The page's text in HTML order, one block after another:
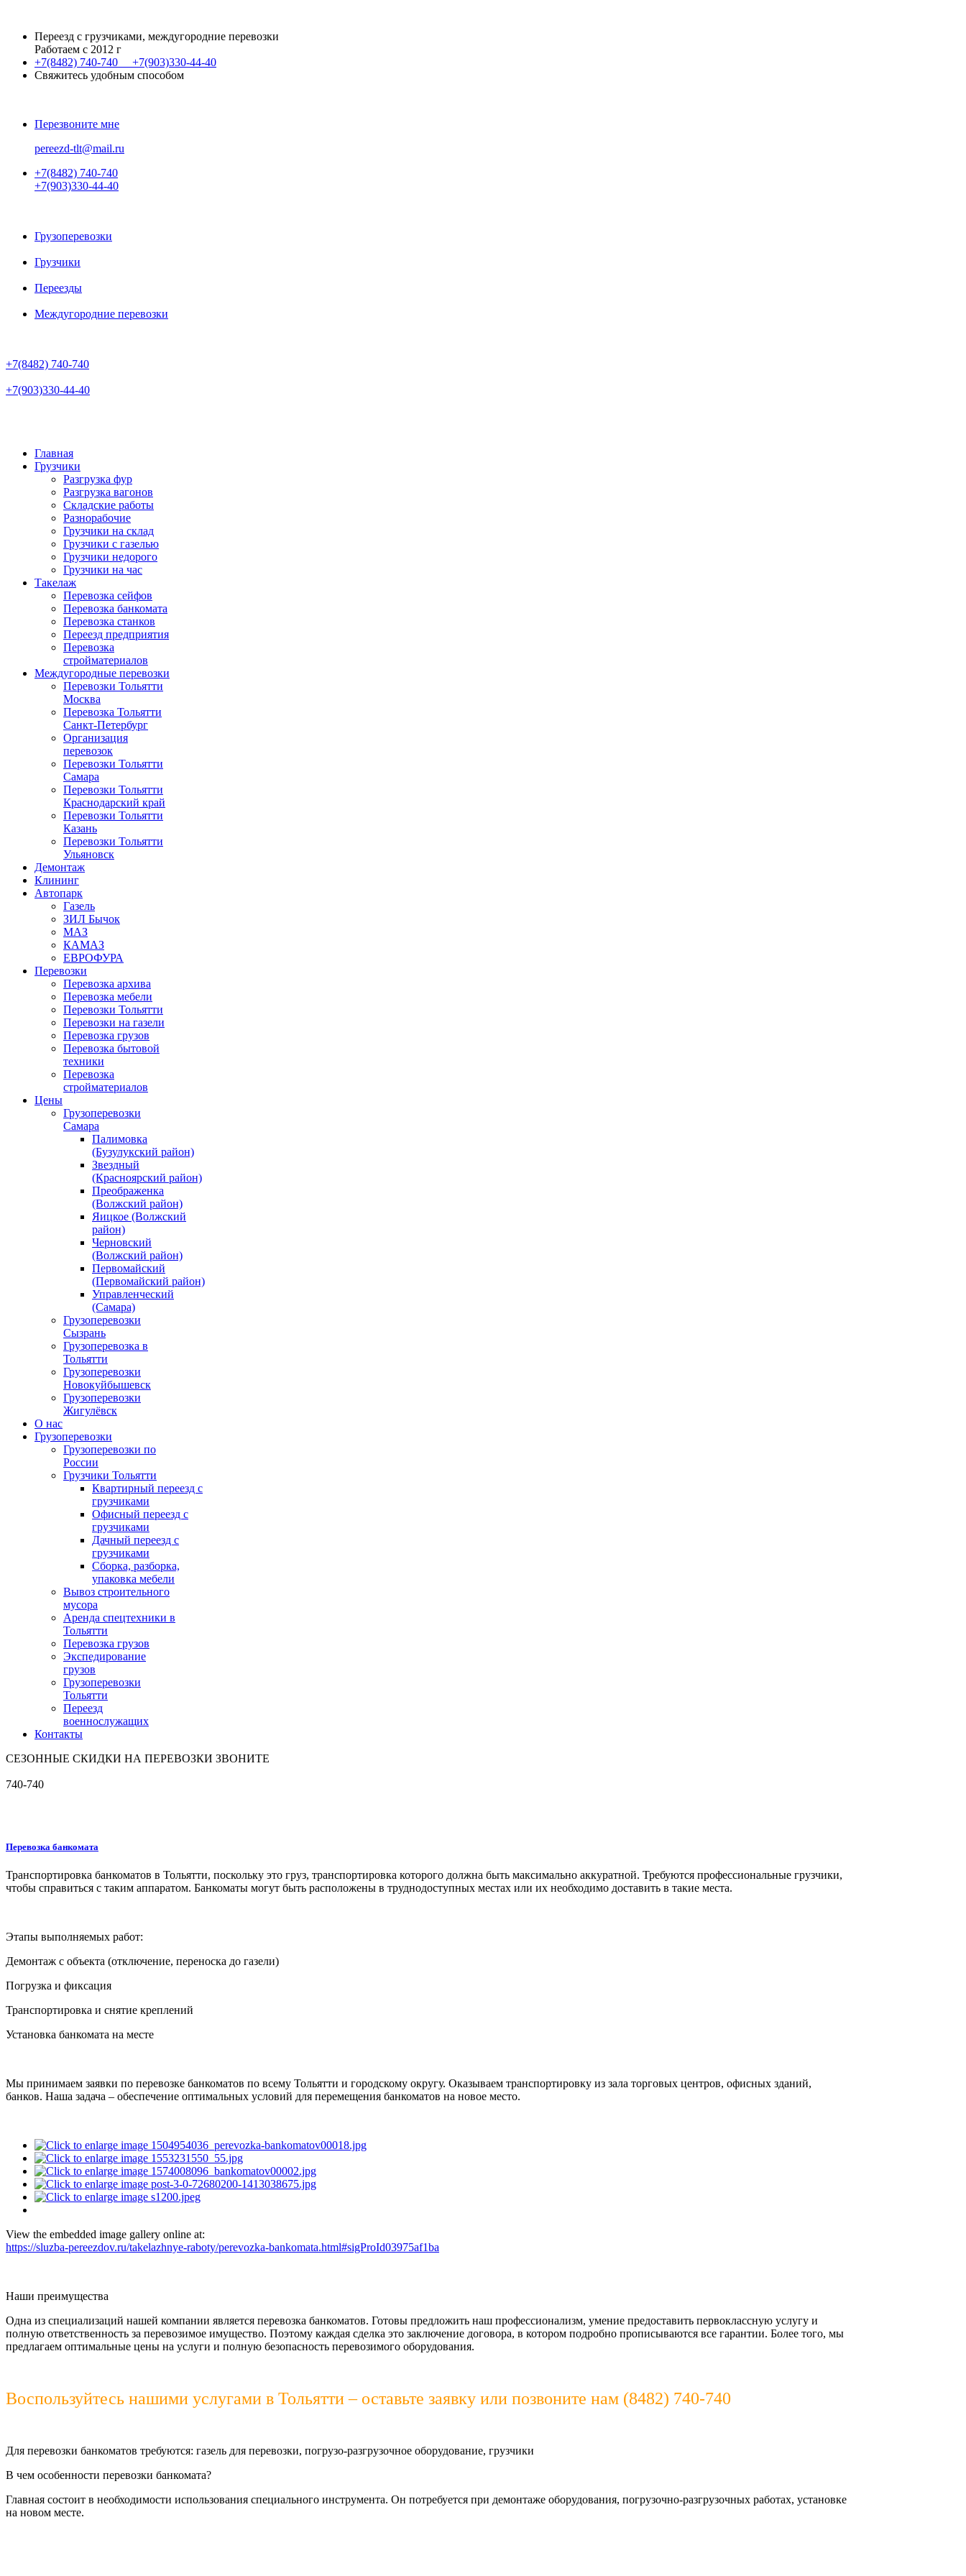
Переезд с грузчиками, междугородние перевозки
Работаем с 2012 г
+7(8482) 740-740 +7(903)330-44-40
Свяжитесь удобным способом
Перезвоните мне
pereezd-tlt@mail.ru
+7(8482) 740-740
+7(903)330-44-40
Грузоперевозки
Грузчики
Переезды
Междугородние перевозки
+7(8482) 740-740
+7(903)330-44-40
Главная
Грузчики
Разгрузка фур
Разгрузка вагонов
Складские работы
Разнорабочие
Грузчики на склад
Грузчики с газелью
Грузчики недорого
Грузчики на час
Такелаж
Перевозка сейфов
Перевозка банкомата
Перевозка станков
Переезд предприятия
Перевозка
стройматериалов
Междугородные перевозки
Перевозки Тольятти
Москва
Перевозка Тольятти
Санкт-Петербург
Организация
перевозок
Перевозки Тольятти
Самара
Перевозки Тольятти
Краснодарский край
Перевозки Тольятти
Казань
Перевозки Тольятти
Ульяновск
Демонтаж
Клининг
Автопарк
Газель
ЗИЛ Бычок
МАЗ
КАМАЗ
ЕВРОФУРА
Перевозки
Перевозка архива
Перевозка мебели
Перевозки Тольятти
Перевозки на газели
Перевозка грузов
Перевозка бытовой
техники
Перевозка
стройматериалов
Цены
Грузоперевозки
Самара
Палимовка
(Бузулукский район)
Звездный
(Красноярский район)
Преображенка
(Волжский район)
Яицкое (Волжский
район)
Черновский
(Волжский район)
Первомайский
(Первомайский район)
Управленческий
(Самара)
Грузоперевозки
Сызрань
Грузоперевозка в
Тольятти
Грузоперевозки
Новокуйбышевск
Грузоперевозки
Жигулёвск
О нас
Грузоперевозки
Грузоперевозки по
России
Грузчики Тольятти
Квартирный переезд с
грузчиками
Офисный переезд с
грузчиками
Дачный переезд с
грузчиками
Сборка, разборка,
упаковка мебели
Вывоз строительного
мусора
Аренда спецтехники в
Тольятти
Перевозка грузов
Экспедирование
грузов
Грузоперевозки
Тольятти
Переезд
военнослужащих
Контакты
СЕЗОННЫЕ СКИДКИ НА ПЕРЕВОЗКИ ЗВОНИТЕ
740-740
Перевозка банкомата
Транспортировка банкоматов в Тольятти, поскольку это груз, транспортировка которого должна быть максимально аккуратной. Требуются профессиональные грузчики,
чтобы справиться с таким аппаратом. Банкоматы могут быть расположены в труднодоступных местах или их необходимо доставить в такие места.
Этапы выполняемых работ:
Демонтаж с объекта (отключение, переноска до газели)
Погрузка и фиксация
Транспортировка и снятие креплений
Установка банкомата на месте
Мы принимаем заявки по перевозке банкоматов по всему Тольятти и городскому округу. Оказываем транспортировку из зала торговых центров, офисных зданий,
банков. Наша задача – обеспечение оптимальных условий для перемещения банкоматов на новое место.
View the embedded image gallery online at:
https://sluzba-pereezdov.ru/takelazhnye-raboty/perevozka-bankomata.html#sigProId03975af1ba
Наши преимущества
Одна из специализаций нашей компании является перевозка банкоматов. Готовы предложить наш профессионализм, умение предоставить первоклассную услугу и
полную ответственность за перевозимое имущество. Поэтому каждая сделка это заключение договора, в котором подробно прописываются все гарантии. Более того, мы
предлагаем оптимальные цены на услуги и полную безопасность перевозимого оборудования.
Воспользуйтесь нашими услугами в Тольятти – оставьте заявку или позвоните нам (8482) 740-740
Для перевозки банкоматов требуются: газель для перевозки, погрузо-разгрузочное оборудование, грузчики
В чем особенности перевозки банкомата?
Главная состоит в необходимости использования специального инструмента. Он потребуется при демонтаже оборудования, погрузочно-разгрузочных работах, установке
на новом месте.